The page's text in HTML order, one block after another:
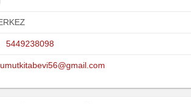
5449238098
umutkitabevi56@gmail.com